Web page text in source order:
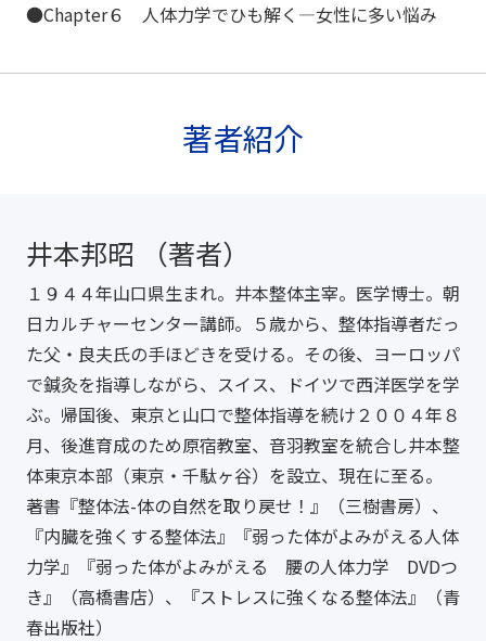
●Chapter６ 人体力学でひも解く—女性に多い悩み
著者紹介
井本邦昭 （著者）
１９４４年山口県生まれ。井本整体主宰。医学博士。朝
日カルチャーセンター講師。５歳から、整体指導者だっ
た父・良夫氏の手ほどきを受ける。その後、ヨーロッパ
で鍼灸を指導しながら、スイス、ドイツで西洋医学を学
ぶ。帰国後、東京と山口で整体指導を続け２００４年８
月、後進育成のため原宿教室、音羽教室を統合し井本整
体東京本部（東京・千駄ヶ谷）を設立、現在に至る。
著書『整体法-体の自然を取り戻せ！』（三樹書房）、
『内臓を強くする整体法』『弱った体がよみがえる人体
力学』『弱った体がよみがえる 腰の人体力学 DVDつ
き』（高橋書店）、『ストレスに強くなる整体法』（青
春出版社）